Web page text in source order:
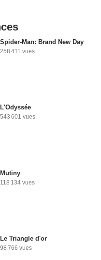
Spider-Man: Brand New Day
258 411 vues
L'Odyssée
543 601 vues
Mutiny
118 134 vues
Le Triangle d'or
98 766 vues